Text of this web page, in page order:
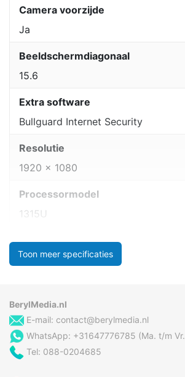
Camera voorzijde
Ja
Beeldschermdiagonaal
15.6
Extra software
Bullguard Internet Security
Resolutie
1920 x 1080
Processormodel
1315U
Toon meer specificaties
BerylMedia.nl
E-mail: contact@berylmedia.nl
WhatsApp: +31647776785 (Ma. t/m
Tel: 088-0204685